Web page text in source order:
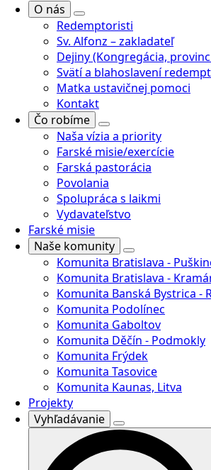
O nás
Redemptoristi
Sv. Alfonz – zakladateľ
Dejiny (Kongregácia,
Svätí a blahoslavení
Matka ustavičnej pomoci
Kontakt
Čo robíme
Naša vízia a priority
Farské misie/exercície
Farská pastorácia
Povolania
Spolupráca s laikmi
Vydavateľstvo
Farské misie
Naše komunity
Komunita Bratislava -
Komunita Bratislava -
Komunita Banská Bystrica -
Komunita Podolínec
Komunita Gaboltov
Komunita Děčín - Podmokly
Komunita Frýdek
Komunita Tasovice
Komunita Kaunas, Litva
Projekty
Vyhľadávanie